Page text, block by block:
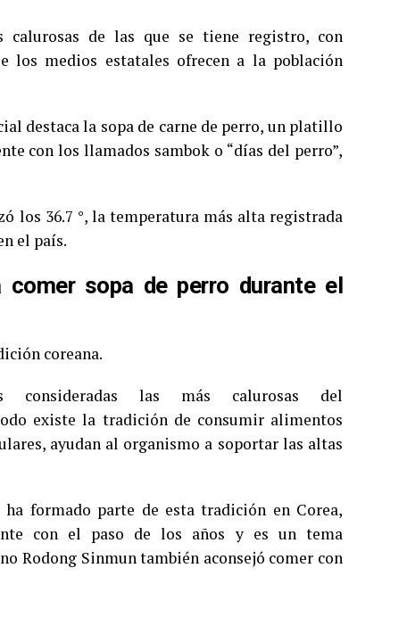
calurosas de las que se tiene registro, con
los medios estatales ofrecen a la población
destaca la sopa de carne de perro, un platillo
con los llamados sambok o “días del perro”,
los 36.7 °, la temperatura más alta registrada
el país.
comer sopa de perro durante el
coreana.
las más calurosas del
existe la tradición de consumir alimentos
ayudan al organismo a soportar las altas
formado parte de esta tradición en Corea,
con el paso de los años y es un tema
Rodong Sinmun también aconsejó comer con